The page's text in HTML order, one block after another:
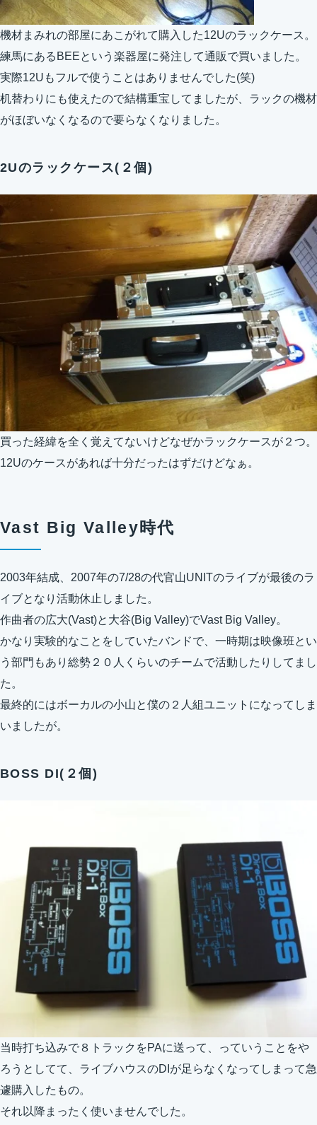
機材まみれの部屋にあこがれて購入した12Uのラックケース。
練馬にあるBEEという楽器屋に発注して通販で買いました。
実際12Uもフルで使うことはありませんでした(笑)
机替わりにも使えたので結構重宝してましたが、ラックの機材
がほぼいなくなるので要らなくなりました。
2Uのラックケース(２個)
買った経緯を全く覚えてないけどなぜかラックケースが２つ。
12Uのケースがあれば十分だったはずだけどなぁ。
Vast Big Valley時代
2003年結成、2007年の7/28の代官山UNITのライブが最後のラ
イブとなり活動休止しました。
作曲者の広大(Vast)と大谷(Big Valley)でVast Big Valley。
かなり実験的なことをしていたバンドで、一時期は映像班とい
う部門もあり総勢２０人くらいのチームで活動したりしてまし
た。
最終的にはボーカルの小山と僕の２人組ユニットになってしま
いましたが。
BOSS DI(２個)
当時打ち込みで８トラックをPAに送って、っていうことをや
ろうとしてて、ライブハウスのDIが足らなくなってしまって急
遽購入したもの。
それ以降まったく使いませんでした。